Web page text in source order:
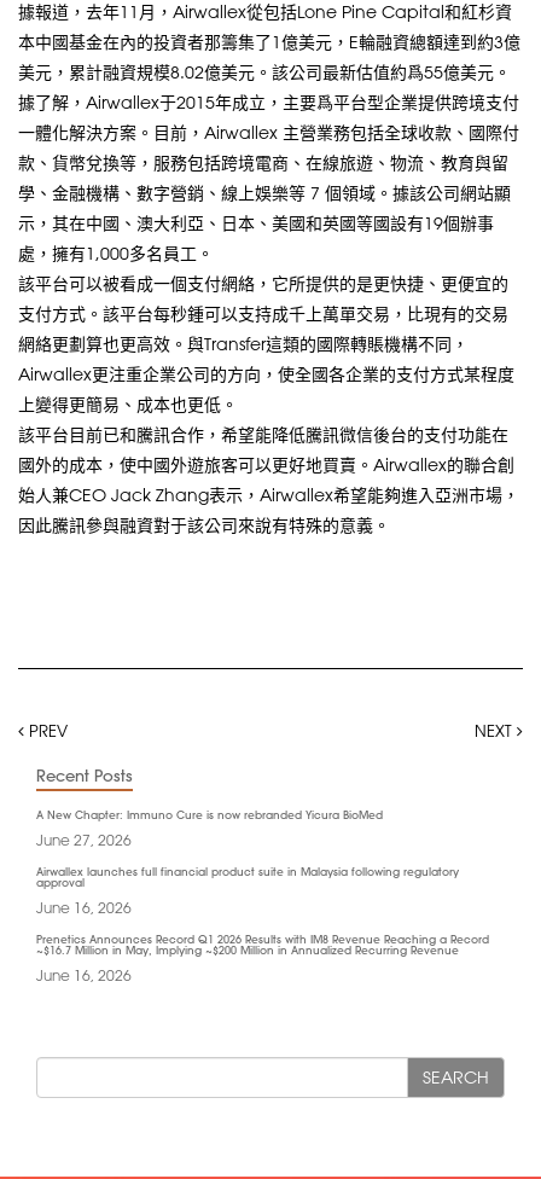
據報道，去年11月，Airwallex從包括Lone Pine Capital和紅杉資
本中國基金在內的投資者那籌集了1億美元，E輪融資總額達到約3億
美元，累計融資規模8.02億美元。該公司最新估值約爲55億美元。
據了解，Airwallex于2015年成立，主要爲平台型企業提供跨境支付
一體化解決方案。目前，Airwallex 主營業務包括全球收款、國際付
款、貨幣兌換等，服務包括跨境電商、在線旅遊、物流、教育與留
學、金融機構、數字營銷、線上娛樂等 7 個領域。據該公司網站顯
示，其在中國、澳大利亞、日本、美國和英國等國設有19個辦事
處，擁有1,000多名員工。
該平台可以被看成一個支付網絡，它所提供的是更快捷、更便宜的
支付方式。該平台每秒鍾可以支持成千上萬單交易，比現有的交易
網絡更劃算也更高效。與Transfer這類的國際轉賬機構不同，
Airwallex更注重企業公司的方向，使全國各企業的支付方式某程度
上變得更簡易、成本也更低。
該平台目前已和騰訊合作，希望能降低騰訊微信後台的支付功能在
國外的成本，使中國外遊旅客可以更好地買賣。Airwallex的聯合創
始人兼CEO Jack Zhang表示，Airwallex希望能夠進入亞洲市場，
因此騰訊參與融資對于該公司來說有特殊的意義。
PREV NEXT
Recent Posts
A New Chapter: Immuno Cure is now rebranded Yicura BioMed
June 27, 2026
Airwallex launches full financial product suite in Malaysia following regulatory
approval
June 16, 2026
Prenetics Announces Record Q1 2026 Results with IM8 Revenue Reaching a Record
~$16.7 Million in May, Implying ~$200 Million in Annualized Recurring Revenue
June 16, 2026
SEARCH